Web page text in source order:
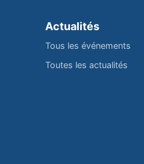
Actualités
Tous les événements
Toutes les actualités